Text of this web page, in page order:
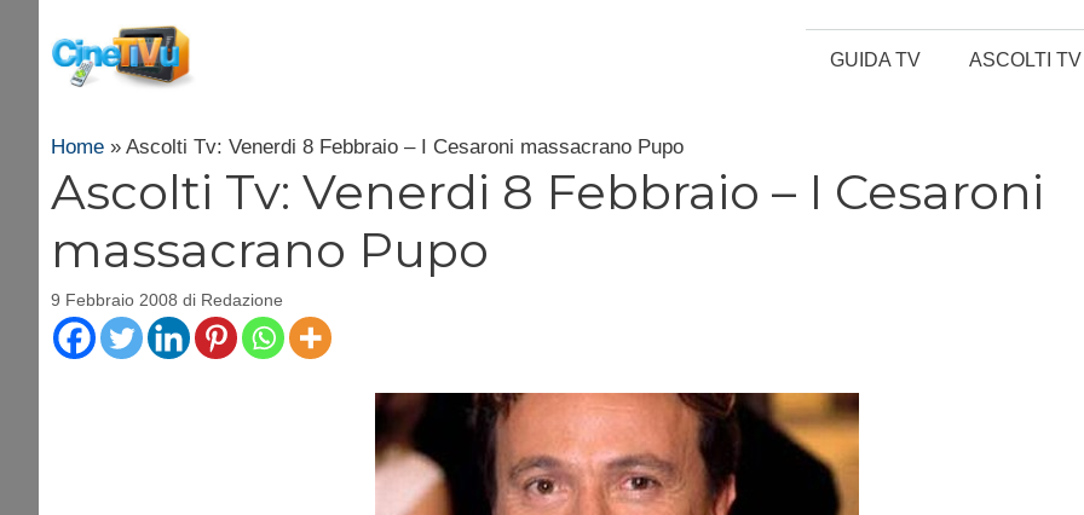
contenuto
GUIDA TV ASCOLTI TV
Home » Ascolti Tv: Venerdi 8 Febbraio – I Cesaroni massacrano Pupo
Ascolti Tv: Venerdi 8 Febbraio – I Cesaroni
massacrano Pupo
9 Febbraio 2008 di Redazione